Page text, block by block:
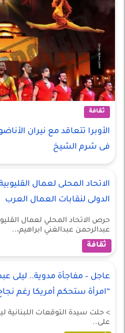
ثقافة
الأوبرا تتعاقد مع نيران
فى شرم الشيخ
الاتحاد المحلى لعمال
الدولى لنقابات العمال العرب
حرص الاتحاد المحلي لعمال
عبدالرحمن عبدالغني ابراهيم،..
ثقافة
“امرأة ستحكم أمريكا رغم
> حلت سيدة التوقعات اللبنانية
على..